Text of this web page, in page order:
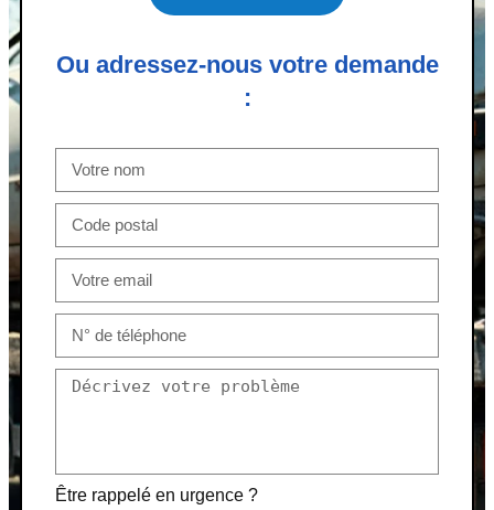
Ou adressez-nous votre demande
:
Être rappelé en urgence ?